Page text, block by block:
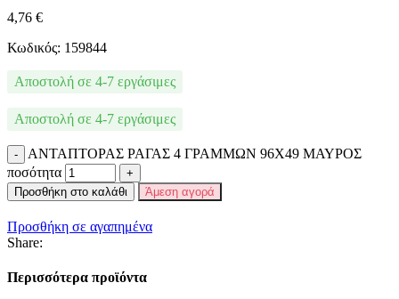
4,76 €
Κωδικός: 159844
Αποστολή σε 4-7 εργάσιμες
Αποστολή σε 4-7 εργάσιμες
ΑΝΤΑΠΤΟΡΑΣ ΡΑΓΑΣ 4 ΓΡΑΜΜΩΝ 96X49 ΜΑΥΡΟΣ
ποσότητα
Προσθήκη στο καλάθι Άμεση αγορά
Προσθήκη σε αγαπημένα
Share:
Περισσότερα προϊόντα